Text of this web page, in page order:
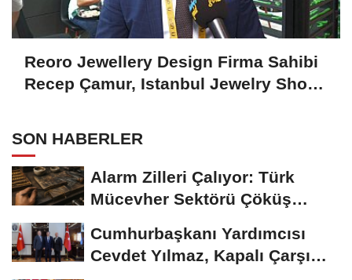
Reoro Jewellery Design Firma Sahibi
Recep Çamur, Istanbul Jewelry Show
SON HABERLER
Alarm Zilleri Çalıyor: Türk
Mücevher Sektörü Çöküş
Cumhurbaşkanı Yardımcısı
Cevdet Yılmaz, Kapalı Çarşı